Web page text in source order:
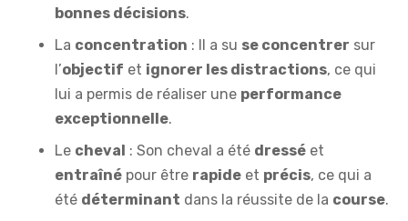
bonnes décisions.
La concentration : Il a su se concentrer sur
l’objectif et ignorer les distractions, ce qui
lui a permis de réaliser une performance
exceptionnelle.
Le cheval : Son cheval a été dressé et
entraîné pour être rapide et précis, ce qui a
été déterminant dans la réussite de la course.